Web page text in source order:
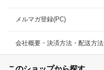
メルマガ登録(PC)
会社概要・決済方法・配送方法